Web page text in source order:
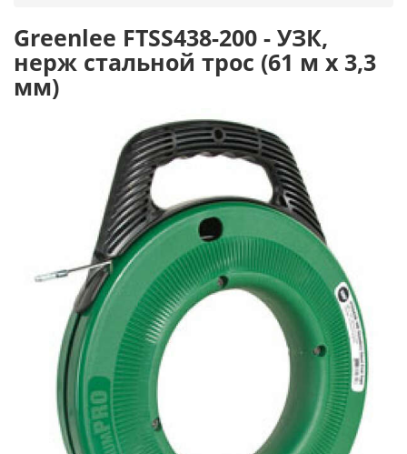
Greenlee FTSS438-200 - УЗК,
нерж стальной трос (61 м х 3,3
мм)